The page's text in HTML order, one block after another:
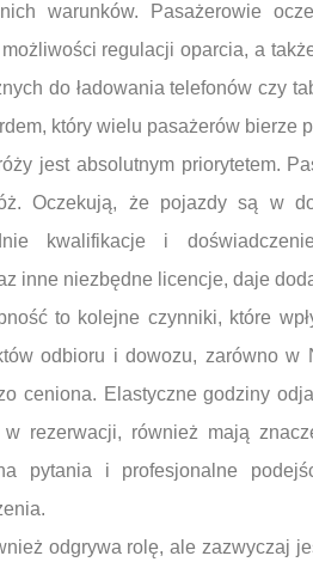
warunków. Pasażerowie
regulacji oparcia, a
do ładowania telefonów czy
który wielu pasażerów bierze
jest absolutnym priorytetem.
Oczekują, że pojazdy są w
kwalifikacje i
inne niezbędne licencje, daje
to kolejne czynniki, które
odbioru i dowozu, zarówno
ceniona. Elastyczne godziny
rezerwacji, również mają
pytania i profesjonalne
odgrywa rolę, ale zazwyczaj